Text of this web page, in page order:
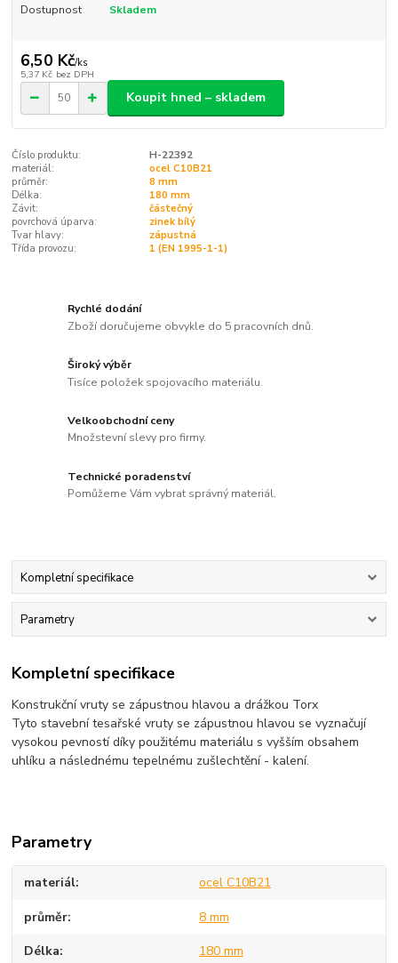
Dostupnost Skladem
6,50 Kč/ks
5,37 Kč bez DPH
Koupit hned – skladem
Číslo produktu:
H-22392
materiál:
ocel C10B21
průměr:
8 mm
Délka:
180 mm
Závit:
částečný
povrchová úparva:
zinek bílý
Tvar hlavy:
zápustná
Třída provozu:
1 (EN 1995-1-1)
Rychlé dodání
Zboží doručujeme obvykle do 5 pracovních dnů.
Široký výběr
Tisíce položek spojovacího materiálu.
Velkoobchodní ceny
Množstevní slevy pro firmy.
Technické poradenství
Pomůžeme Vám vybrat správný materiál.
Kompletní specifikace
Parametry
Kompletní specifikace
Konstrukční vruty se zápustnou hlavou a drážkou Torx
Tyto stavební tesařské vruty se zápustnou hlavou se vyznačují
vysokou pevností díky použitému materiálu s vyšším obsahem
uhlíku a následnému tepelnému zušlechtění - kalení.
Parametry
materiál ocel C10B21
průměr 8 mm
Délka 180 mm